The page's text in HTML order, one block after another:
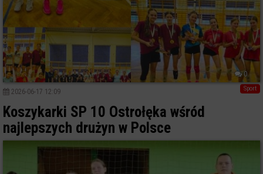
0
Sport
2026-06-17 12:09
Koszykarki SP 10 Ostrołęka wśród
najlepszych drużyn w Polsce